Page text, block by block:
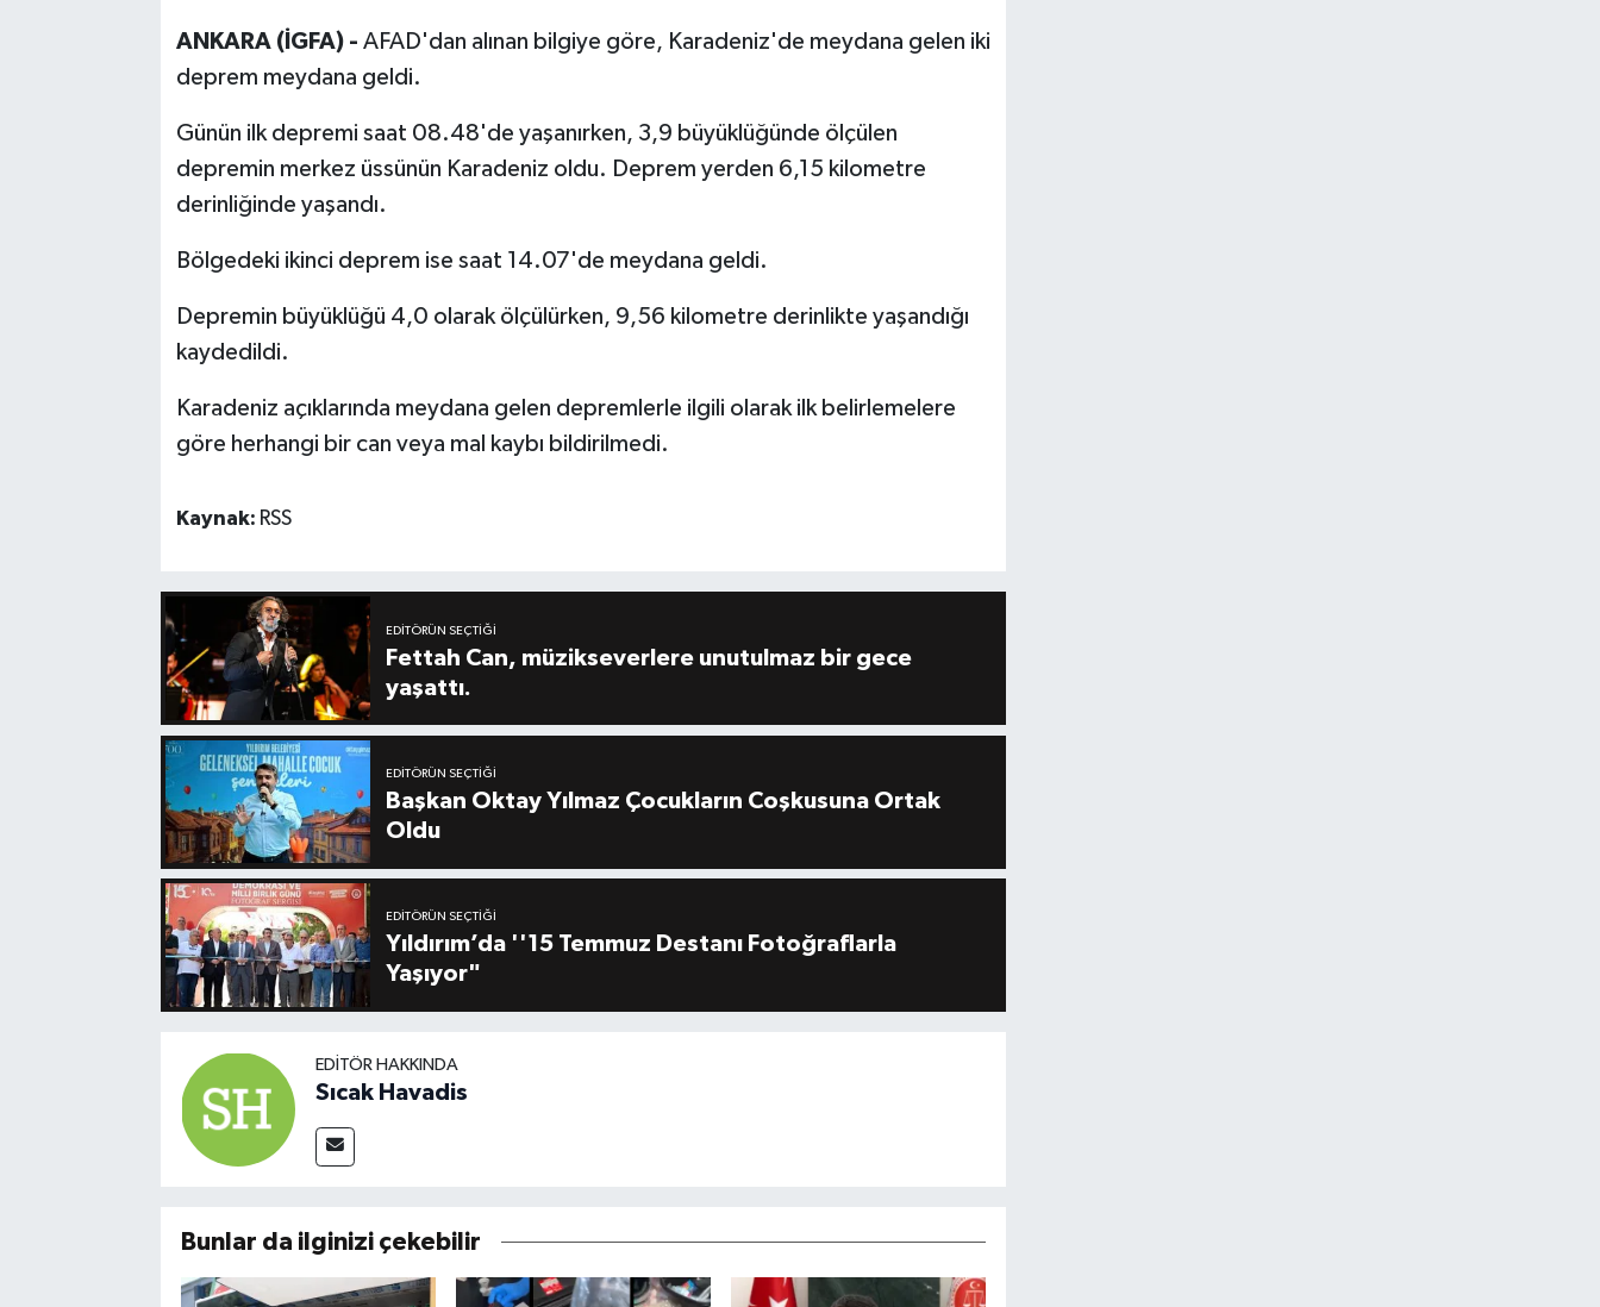
ANKARA (İGFA) - AFAD'dan alınan bilgiye göre, Karadeniz'de meydana gelen iki
deprem meydana geldi.
Günün ilk depremi saat 08.48'de yaşanırken, 3,9 büyüklüğünde ölçülen
depremin merkez üssünün Karadeniz oldu. Deprem yerden 6,15 kilometre
derinliğinde yaşandı.
Bölgedeki ikinci deprem ise saat 14.07'de meydana geldi.
Depremin büyüklüğü 4,0 olarak ölçülürken, 9,56 kilometre derinlikte yaşandığı
kaydedildi.
Karadeniz açıklarında meydana gelen depremlerle ilgili olarak ilk belirlemelere
göre herhangi bir can veya mal kaybı bildirilmedi.
Kaynak: RSS
EDITÖRÜN SEÇTIĞI
Fettah Can, müzikseverlere unutulmaz bir gece
yaşattı.
EDITÖRÜN SEÇTIĞI
Başkan Oktay Yılmaz Çocukların Coşkusuna Ortak
Oldu
EDITÖRÜN SEÇTIĞI
Yıldırım’da ''15 Temmuz Destanı Fotoğraflarla
Yaşıyor"
EDITÖR HAKKINDA
Sıcak Havadis
Bunlar da ilginizi çekebilir